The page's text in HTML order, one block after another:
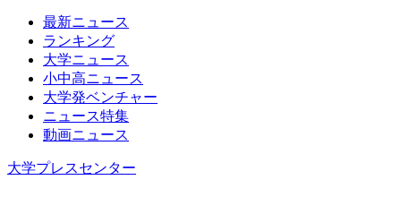
最新ニュース
ランキング
大学ニュース
小中高ニュース
大学発ベンチャー
ニュース特集
動画ニュース
大学プレスセンター